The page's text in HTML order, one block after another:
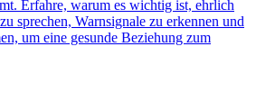
Erfahre, warum es wichtig ist, ehrlich
sprechen, Warnsignale zu erkennen und
um eine gesunde Beziehung zum